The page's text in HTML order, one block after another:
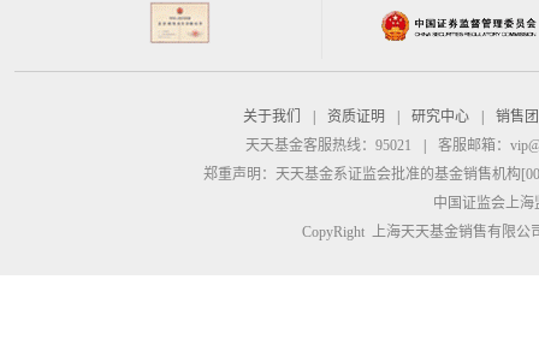
关于我们 资质证明 研究中心
销售
天天基金客服热线：95021
客服邮箱：
郑重声明： 天天基金系证监会批准的基金销售机构
中国证监会上
CopyRight 上海天天基金销售有限